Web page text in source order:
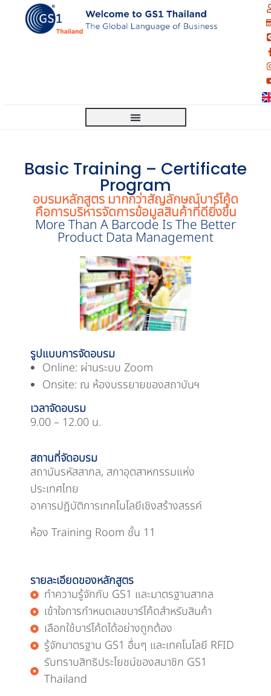
Basic Training – Certificate
Program
อบรมหลักสูตร มากกว่าสัญลักษณ์บาร์โค้ด
คือการบริหารจัดการข้อมูลสินค้าที่ดียิ่งขึ้น
More Than A Barcode Is The Better
Product Data Management
รูปแบบการจัดอบรม
Online: ผ่านระบบ Zoom
Onsite: ณ ห้องบรรยายของสถาบันฯ
เวลาจัดอบรม
9.00 – 12.00 น.
สถานที่จัดอบรม
สถาบันรหัสสากล, สภาอุตสาหกรรมแห่ง
ประเทศไทย
อาคารปฎิบัติการเทคโนโลยีเชิงสร้างสรรค์
ห้อง Training Room ชั้น 11
รายละเอียดของหลักสูตร
ทำความรู้จักกับ GS1 และมาตรฐานสากล
เข้าใจการกำหนดเลขบาร์โค้ดสำหรับสินค้า
เลือกใช้บาร์โค้ดได้อย่างถูกต้อง
รู้จักมาตรฐาน GS1 อื่นๆ และเทคโนโลยี RFID
รับทราบสิทธิประโยชน์ของสมาชิก GS1
Thailand